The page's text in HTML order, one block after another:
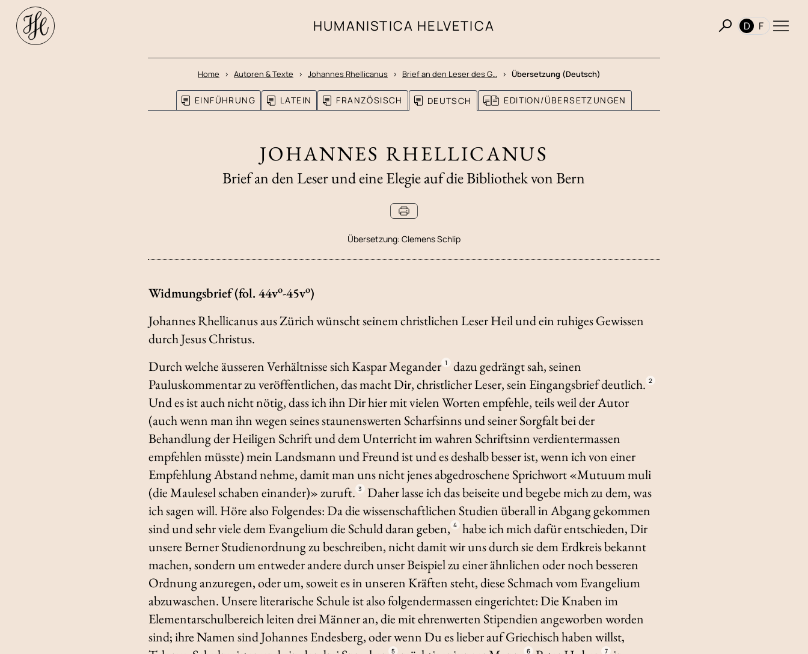
HUMANISTICA HELVETICA D F
Home Autoren & Texte Johannes Rhellicanus Brief an den Leser des G… Übersetzung (Deutsch)
EINFÜHRUNG LATEIN FRANZÖSISCH DEUTSCH EDITION/ÜBERSETZUNGEN
JOHANNES RHELLICANUS
Brief an den Leser und eine Elegie auf die Bibliothek von Bern
Übersetzung: Clemens Schlip
Widmungsbrief (fol. 44vo-45vo)
Johannes Rhellicanus aus Zürich wünscht seinem christlichen Leser Heil und ein ruhiges Gewissen
durch Jesus Christus.
Durch welche äusseren Verhältnisse sich Kaspar Megander 1
dazu gedrängt sah, seinen
Pauluskommentar zu veröffentlichen, das macht Dir, christlicher Leser, sein Eingangsbrief deutlich. 2
Und es ist auch nicht nötig, dass ich ihn Dir hier mit vielen Worten empfehle, teils weil der Autor
(auch wenn man ihn wegen seines staunenswerten Scharfsinns und seiner Sorgfalt bei der
Behandlung der Heiligen Schrift und dem Unterricht im wahren Schriftsinn verdientermassen
empfehlen müsste) mein Landsmann und Freund ist und es deshalb besser ist, wenn ich von einer
Empfehlung Abstand nehme, damit man uns nicht jenes abgedroschene Sprichwort «Mutuum muli
(die Maulesel schaben einander)» zuruft. 3
Daher lasse ich das beiseite und begebe mich zu dem, was
ich sagen will. Höre also Folgendes: Da die wissenschaftlichen Studien überall in Abgang gekommen
sind und sehr viele dem Evangelium die Schuld daran geben, 4
habe ich mich dafür entschieden, Dir
unsere Berner Studienordnung zu beschreiben, nicht damit wir uns durch sie dem Erdkreis bekannt
machen, sondern um entweder andere durch unser Beispiel zu einer ähnlichen oder noch besseren
Ordnung anzuregen, oder um, soweit es in unseren Kräften steht, diese Schmach vom Evangelium
abzuwaschen. Unsere literarische Schule ist also folgendermassen eingerichtet: Die Knaben im
Elementarschulbereich leiten drei Männer an, die mit ehrenwerten Stipendien angeworben worden
sind; ihre Namen sind Johannes Endesberg, oder wenn Du es lieber auf Griechisch haben willst,
5 6 7